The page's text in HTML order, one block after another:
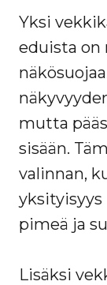
Yksi
eduista on
mutta
sisään.
valinnan,
pimeä ja
Lisäksi